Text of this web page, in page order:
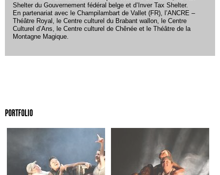
Shelter du Gouvernement fédéral belge et d’Inver Tax Shelter.
En partenariat avec le Champilambart de Vallet (FR), l’ANCRE –
Théâtre Royal, le Centre culturel du Brabant wallon, le Centre
Culturel d’Ans, le Centre culturel de Chênée et le Théâtre de la
Montagne Magique.
PORTFOLIO